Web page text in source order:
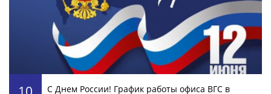
С Днем России! График работы офиса ВГС в